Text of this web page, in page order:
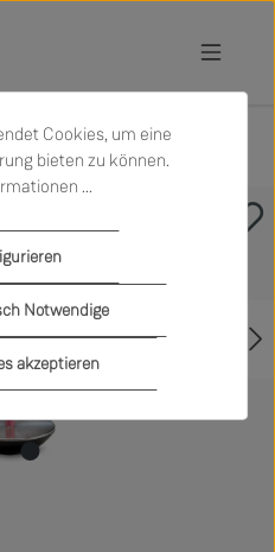
Cookies, um eine
bieten zu können.
...
Notwendige
akzeptieren